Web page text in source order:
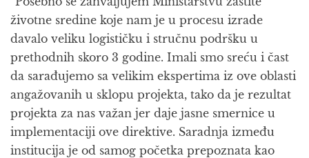
životne sredine koje nam je u procesu izrade
davalo veliku logističku i stručnu podršku u
prethodnih skoro 3 godine. Imali smo sreću i čast
da sarađujemo sa velikim ekspertima iz ove oblasti
angažovanih u sklopu projekta, tako da je rezultat
projekta za nas važan jer daje jasne smernice u
implementaciji ove direktive. Saradnja između
institucija je od samog početka prepoznata kao